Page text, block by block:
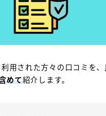
用された方々の口コミを、
めて紹介します。